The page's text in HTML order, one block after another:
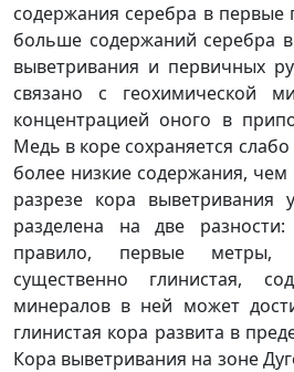
содержания серебра в первые
больше содержаний серебра
выветривания и первичных
связано с геохимической
концентрацией оного в
Медь в коре сохраняется
более низкие содержания,
разрезе кора выветривания
разделена на две
правило, первые
существенно глинистая,
минералов в ней может
глинистая кора развита в
Кора выветривания на зоне